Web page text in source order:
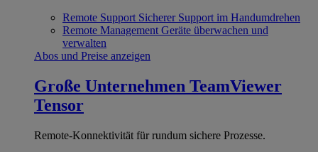
Remote Support Sicherer Support im Handumdrehen
Remote Management Geräte überwachen und
verwalten
Abos und Preise anzeigen
Große Unternehmen TeamViewer
Tensor
Remote-Konnektivität für rundum sichere Prozesse.